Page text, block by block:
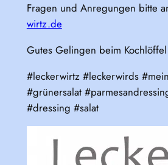
Fragen und Anregungen bitte
wirtz.de
Gutes Gelingen beim
#leckerwirtz #leckerwirds
#grünersalat
#dressing #salat